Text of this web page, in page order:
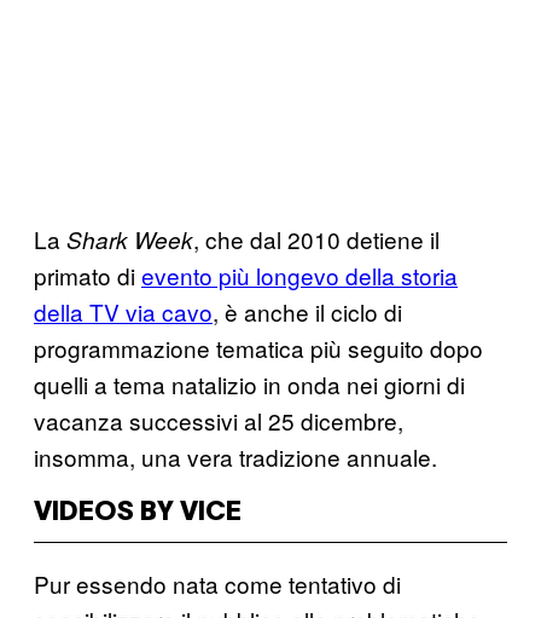
La Shark Week, che dal 2010 detiene il
primato dievento più longevo della storia
della TV via cavo, è anche il ciclo di
programmazione tematica più seguito dopo
quelli a tema natalizio in onda nei giorni di
vacanza successivi al 25 dicembre,
insomma, una vera tradizione annuale.
VIDEOS BY VICE
Pur essendo nata come tentativo di